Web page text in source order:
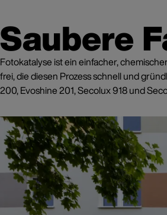
Saubere
Fotokatalyse ist ein einfacher,
frei, die diesen Prozess schnell und
200, Evoshine 201, Secolux 918 und